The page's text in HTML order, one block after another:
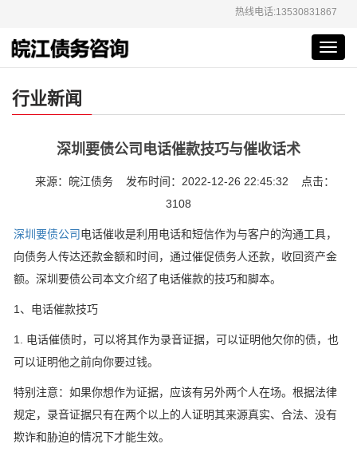
热线电话:13530831867
行业新闻
深圳要债公司电话催款技巧与催收话术
来源：皖江债务 发布时间：2022-12-26 22:45:32 点击：
3108
深圳要债公司电话催收是利用电话和短信作为与客户的沟通工具，
向债务人传达还款金额和时间，通过催促债务人还款，收回资产金
额。深圳要债公司本文介绍了电话催款的技巧和脚本。
1、电话催款技巧
1. 电话催债时，可以将其作为录音证据，可以证明他欠你的债，也
可以证明他之前向你要过钱。
特别注意：如果你想作为证据，应该有另外两个人在场。根据法律
规定，录音证据只有在两个以上的人证明其来源真实、合法、没有
欺诈和胁迫的情况下才能生效。